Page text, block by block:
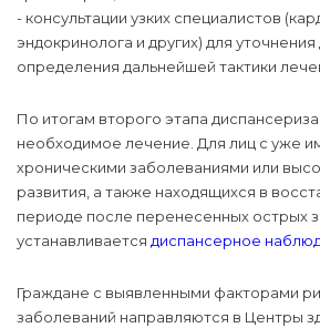
- консультации узких специалистов
эндокринолога и других) для уточнения
определения дальнейшей тактики
По итогам второго этапа
необходимое лечение. Для лиц с уже
хроническими заболеваниями или
развития, а также находящихся в
периоде после перенесенных острых
устанавливается диспансерное
Граждане с выявленными факторами
заболеваний направляются в Центры